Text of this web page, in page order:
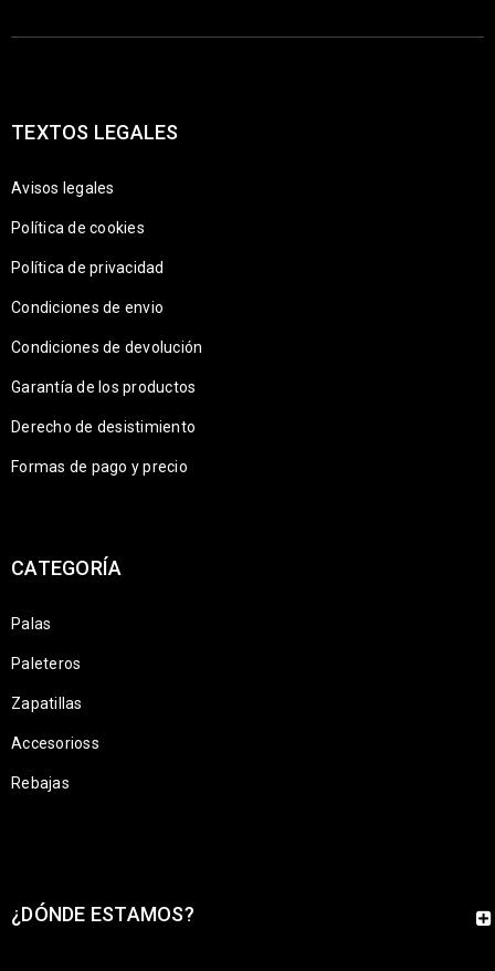
TEXTOS LEGALES
Avisos legales
Política de cookies
Política de privacidad
Condiciones de envio
Condiciones de devolución
Garantía de los productos
Derecho de desistimiento
Formas de pago y precio
CATEGORÍA
Palas
Paleteros
Zapatillas
Accesorioss
Rebajas
¿DÓNDE ESTAMOS?